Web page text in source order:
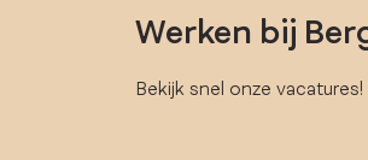
Werken bij
Bekijk snel onze vacatures!